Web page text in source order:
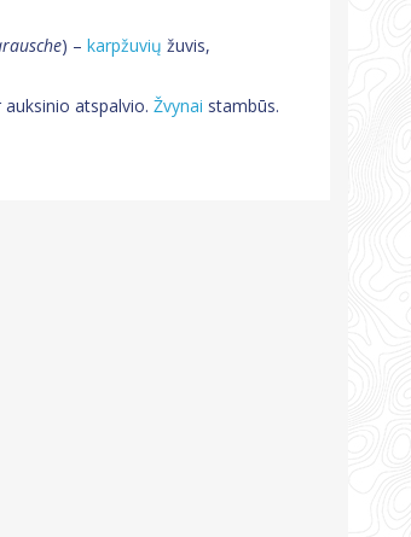
) – karpžuvių žuvis,
atspalvio. Žvynai stambūs.